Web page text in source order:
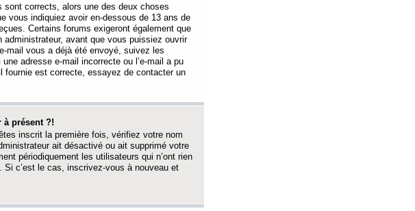
sont corrects, alors une des deux choses
vous indiquiez avoir en-dessous de 13 ans de
Certains forums exigeront également que
avant que vous puissiez ouvrir
mail vous a déjà été envoyé, suivez les
adresse e-mail incorrecte ou l’e-mail a pu
fournie est correcte, essayez de contacter un
à présent ?!
inscrit la première fois, vérifiez votre nom
ait désactivé ou ait supprimé votre
périodiquement les utilisateurs qui n’ont rien
c’est le cas, inscrivez-vous à nouveau et